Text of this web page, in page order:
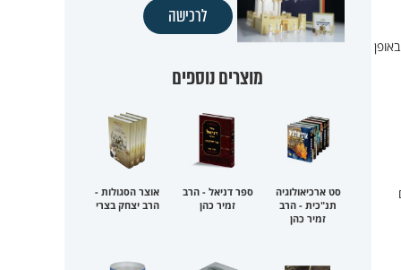
לרכישה
מוצרים נוספים
סט ארכיאולוגיה
תנ"כית - הרב
זמיר כהן
ספר דניאל - הרב
זמיר כהן
אוצר הסגולות -
הרב יצחק בצרי